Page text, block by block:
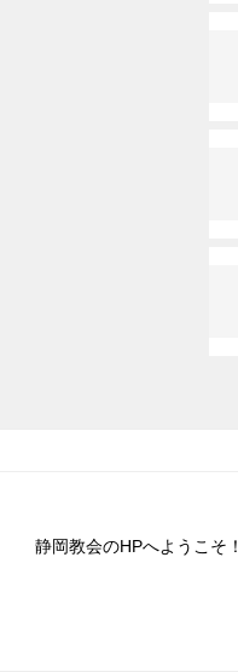
静岡教会のHPへようこそ！